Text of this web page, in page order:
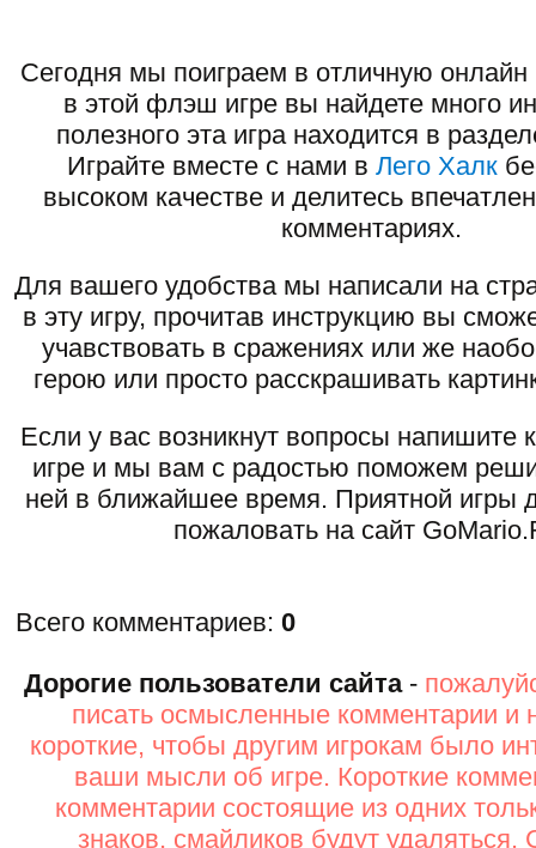
Сегодня мы поиграем в отличную онлайн
в этой флэш игре вы найдете много
полезного эта игра находится в
Играйте вместе с нами в Лего Халк
высоком качестве и делитесь
комментариях.
Для вашего удобства мы написали на
в эту игру, прочитав инструкцию вы
учавствовать в сражениях или же
герою или просто расскрашивать
Если у вас возникнут вопросы напишите
игре и мы вам с радостью поможем
ней в ближайшее время. Приятной игры
пожаловать на сайт
Всего комментариев: 0
Дорогие пользователи сайта-
писать осмысленные комментарии и
короткие, чтобы другим игрокам было
ваши мысли об игре. Короткие
комментарии состоящие из одних
знаков, смайликов будут удаляться.